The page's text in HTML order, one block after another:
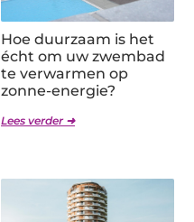
Hoe duurzaam is het
écht om uw zwembad
te verwarmen op
zonne-energie?
Lees verder ➜